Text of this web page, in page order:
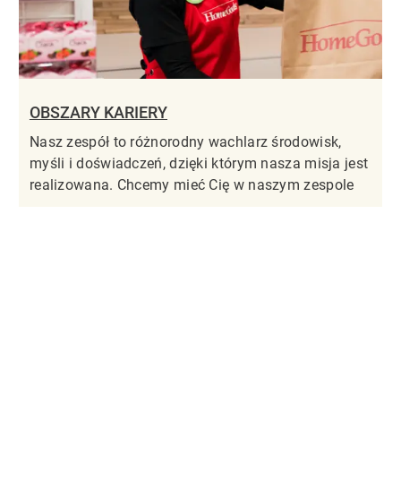
OBSZARY KARIERY
Nasz zespół to różnorodny wachlarz środowisk,
myśli i doświadczeń, dzięki którym nasza misja jest
realizowana. Chcemy mieć Cię w naszym zespole